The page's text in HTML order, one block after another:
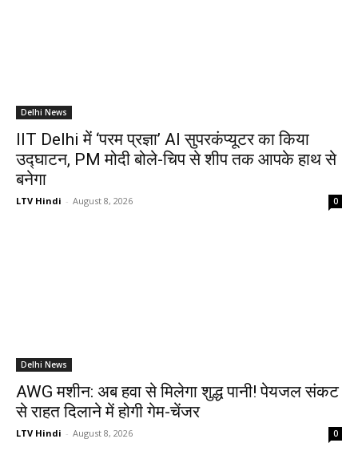
Delhi News
IIT Delhi में ‘परम प्रज्ञा’ AI सुपरकंप्यूटर का किया
उद्घाटन, PM मोदी बोले-चिप से शीप तक आपके हाथ से
बनेगा
LTV Hindi - August 8, 2026 0
Delhi News
AWG मशीन: अब हवा से मिलेगा शुद्ध पानी! पेयजल संकट
से राहत दिलाने में होगी गेम-चेंजर
LTV Hindi - August 8, 2026 0